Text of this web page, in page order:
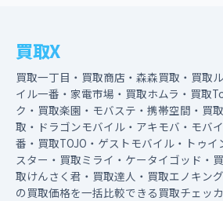
買取X
買取一丁目・買取商店・森森買取・買取
イル一番・家電市場・買取ホムラ・買取
ク・買取楽園・モバステ・携帯空間・買
取・ドラゴンモバイル・アキモバ・モバ
番・買取TOJO・ゲストモバイル・トゥ
スター・買取ミライ・ケータイゴッド・
取けんさく君・買取達人・買取エノキン
の買取価格を一括比較できる買取チェッ